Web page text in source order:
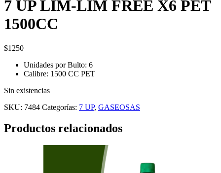
7 UP LIM-LIM FREE X6 PET
1500CC
$1250
Unidades por Bulto: 6
Calibre: 1500 CC PET
Sin existencias
SKU: 7484 Categorías: 7 UP, GASEOSAS
Productos relacionados